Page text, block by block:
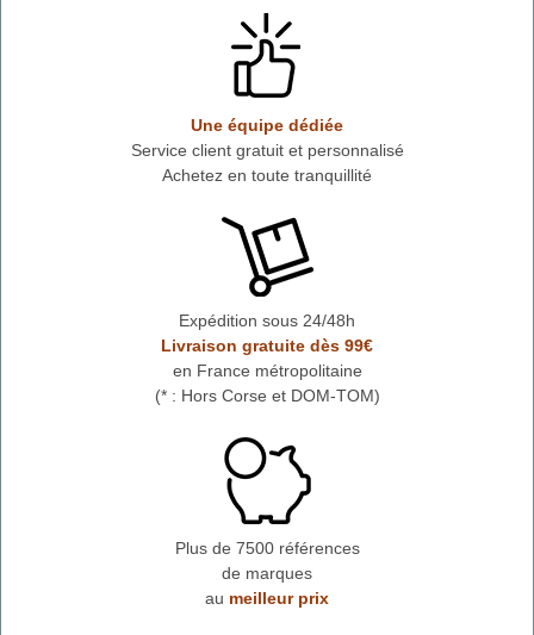
Une équipe dédiée
Service client gratuit et personnalisé
Achetez en toute tranquillité
Expédition sous 24/48h
Livraison gratuite dès 99€
en France métropolitaine
(* : Hors Corse et DOM-TOM)
Plus de 7500 références
de marques
au meilleur prix